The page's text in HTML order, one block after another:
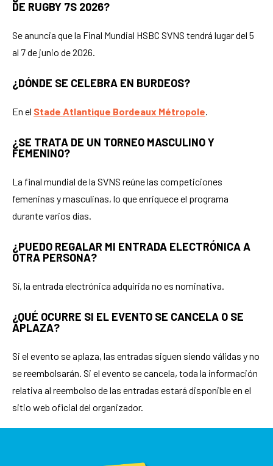
DE RUGBY 7S 2026?
Se anuncia que la Final Mundial HSBC SVNS tendrá lugar del 5
al 7 de junio de 2026.
¿DÓNDE SE CELEBRA EN BURDEOS?
En el Stade Atlantique Bordeaux Métropole
¿SE TRATA DE UN TORNEO MASCULINO Y
FEMENINO?
La final mundial de la SVNS reúne las competiciones
femeninas y masculinas, lo que enriquece el programa
durante varios días.
¿PUEDO REGALAR MI ENTRADA ELECTRÓNICA A
OTRA PERSONA?
Sí, la entrada electrónica adquirida no es nominativa.
¿QUÉ OCURRE SI EL EVENTO SE CANCELA O SE
APLAZA?
Si el evento se aplaza, las entradas siguen siendo válidas y no
se reembolsarán. Si el evento se cancela, toda la información
relativa al reembolso de las entradas estará disponible en el
sitio web oficial del organizador.